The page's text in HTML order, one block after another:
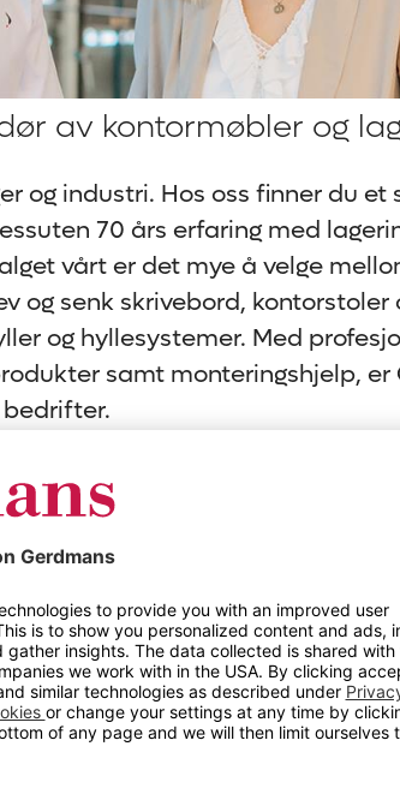
av kontormøbler og
og industri. Hos oss finner du
70 års erfaring med
vårt er det mye å velge
og senk skrivebord, kontorstoler
og hyllesystemer. Med
samt monteringshjelp, er
AS
Åpningstider
8.00-16.00
Besøksadresse